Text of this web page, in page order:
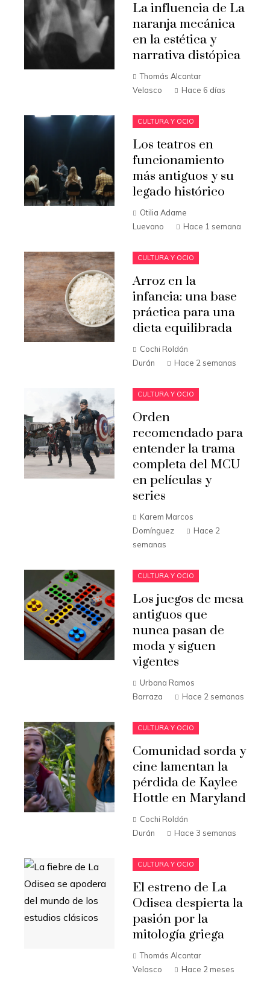
La influencia de La
naranja mecánica
en la estética y
narrativa distópica
Thomás Alcantar
Velasco
Hace 6 días
CULTURA Y OCIO
Los teatros en
funcionamiento
más antiguos y su
legado histórico
Otilia Adame
Luevano
Hace 1 semana
CULTURA Y OCIO
Arroz en la
infancia: una base
práctica para una
dieta equilibrada
Cochi Roldán
Durán
Hace 2 semanas
CULTURA Y OCIO
Orden
recomendado para
entender la trama
completa del MCU
en películas y
series
Karem Marcos
Domínguez
Hace 2
semanas
CULTURA Y OCIO
Los juegos de mesa
antiguos que
nunca pasan de
moda y siguen
vigentes
Urbana Ramos
Barraza
Hace 2 semanas
CULTURA Y OCIO
Comunidad sorda y
cine lamentan la
pérdida de Kaylee
Hottle en Maryland
Cochi Roldán
Durán
Hace 3 semanas
CULTURA Y OCIO
El estreno de La
Odisea despierta la
pasión por la
mitología griega
Thomás Alcantar
Velasco
Hace 2 meses